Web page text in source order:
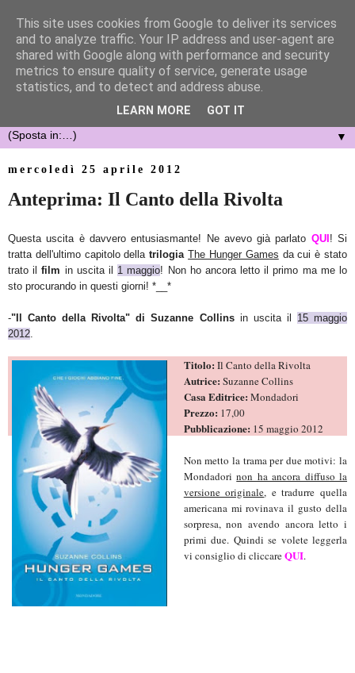
▼
mercoledì 25 aprile 2012
Anteprima: Il Canto della Rivolta
Questa uscita è davvero entusiasmante! Ne avevo già parlato QUI!Si
tratta dell'ultimo capitolo dellatrilogiaThe Hunger Games da cui è stato
trato ilfilm in uscita il 1 maggio! Non ho ancora letto il primo ma me lo
sto procurando in questi giorni! *__*
-"Il Canto della Rivolta" di Suzanne Collinsin uscita il 15 maggio
2012
Titolo: Il Canto della Rivolta
Autrice: Suzanne Collins
Casa Editrice: Mondadori
Prezzo: 17,00
Pubblicazione: 15 maggio 2012
Non metto la trama per due motivi: la
Mondadorinon ha ancora diffuso la
versione originale, e tradurre quella
americana mi rovinava il gusto della
sorpresa, non avendo ancora letto i
primi due. Quindi se volete leggerla
vi consiglio di cliccareQUI.
This site uses cookies from Google to deliver its services
and to analyze traffic. Your IP address and user-agent are
shared with Google along with performance and security
metrics to ensure quality of service, generate usage
statistics, and to detect and address abuse.
LEARN MORE GOT IT